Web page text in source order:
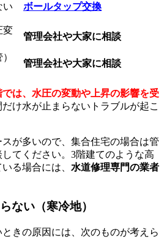
い
ボールタップ交換
変
管理会社や大家に相談
管理会社や大家に相談
は、水圧の変動や上昇の影響を受
け水が止まらないトラブルが起こ
が多いので、集合住宅の場合は管
てください。3階建てのような高
る場合には、 水道修理専門の業者
ない（寒冷地）
きの原因には、次のものが考えら